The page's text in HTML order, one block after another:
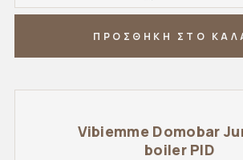
ΠΡΟΣΘΗΚΗ ΣΤΟ
Vibiemme Domobar
boiler PID